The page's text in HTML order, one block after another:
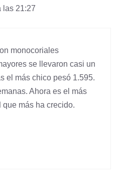
las 21:27
monocoriales
se llevaron casi un
el más chico pesó 1.595.
Ahora es el más
más ha crecido.